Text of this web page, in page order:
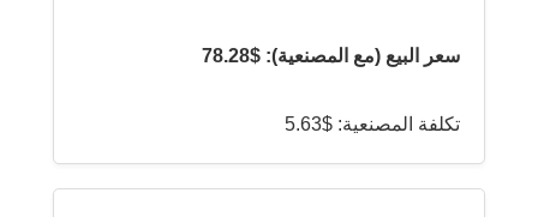
سعر البيع (مع المصنعية): $78.28
تكلفة المصنعية: $5.63